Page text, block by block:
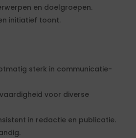
en doelgroepen.
initiatief toont.
sterk in communicatie-
voor diverse
in redactie en publicatie.